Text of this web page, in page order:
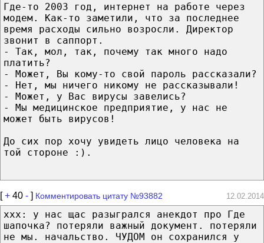
Где-то 2003 год, интернет на работе через
модем. Как-то заметили, что за последнее
время расходы сильно возросли. Директор
звонит в саппорт.
- Так, мол, так, почему так много надо
платить?
- Может, Вы кому-то свой пароль рассказали?
- Нет, мы ничего никому не рассказывали!
- Может, у Вас вирусы завелись?
- Мы медицинское предприятие, у нас не
может быть вирусов!
До сих пор хочу увидеть лицо человека на
той стороне :).
[+ 40 - ] Комментировать цитату №93882 12.02.2014
xxx: у нас щас разыгрался анекдот про Где
шапочка? потеряли важный документ. потеряли
не мы. начальство. ЧУДОМ он сохранился у